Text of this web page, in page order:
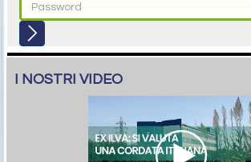
I NOSTRI VIDEO